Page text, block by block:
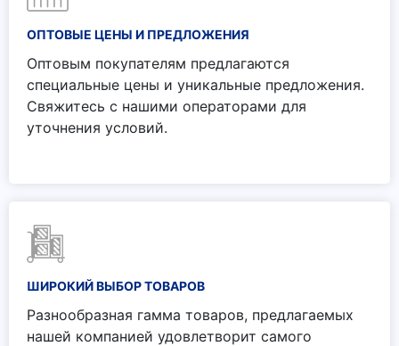
ОПТОВЫЕ ЦЕНЫ И ПРЕДЛОЖЕНИЯ
Оптовым покупателям предлагаются
специальные цены и уникальные предложения.
Свяжитесь с нашими операторами для
уточнения условий.
ШИРОКИЙ ВЫБОР ТОВАРОВ
Разнообразная гамма товаров, предлагаемых
нашей компанией удовлетворит самого